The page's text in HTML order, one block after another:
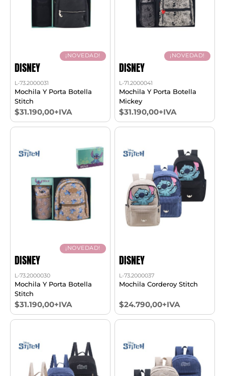
¡NOVEDAD!
DISNEY
L-73.2000031
Mochila Y Porta Botella
Stitch
$31.190,00+IVA
¡NOVEDAD!
DISNEY
L-71.2000041
Mochila Y Porta Botella
Mickey
$31.190,00+IVA
¡NOVEDAD!
DISNEY
L-73.2000030
Mochila Y Porta Botella
Stitch
$31.190,00+IVA
DISNEY
L-73.2000037
Mochila Corderoy Stitch
$24.790,00+IVA